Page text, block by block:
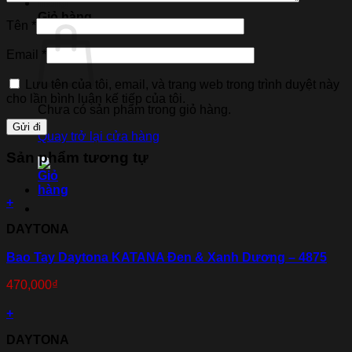
Giỏ hàng
Chưa có sản phẩm trong giỏ hàng.
Quay trở lại cửa hàng
Tên *
Email
Lưu tên của tôi, email, và trang web trong trình duyệt này
cho lần bình luận kế tiếp của tôi.
Sản phẩm tương tự
+
DAYTONA
Bao Tay Daytona KATANA Đen & Xanh Dương – 4875
470,000₫
+
DAYTONA